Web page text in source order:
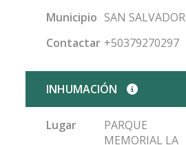
Municipio SAN SALVADOR
Contactar +50379270297
INHUMACIÓN
Lugar
PARQUE
MEMORIAL LA